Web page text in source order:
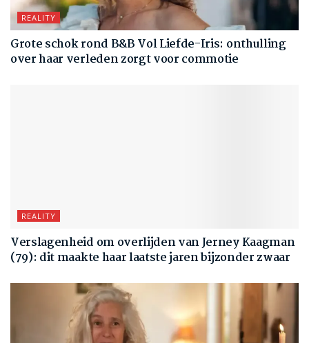
REALITY
Grote schok rond B&B Vol Liefde-Iris: onthulling
over haar verleden zorgt voor commotie
REALITY
Verslagenheid om overlijden van Jerney Kaagman
(79): dit maakte haar laatste jaren bijzonder zwaar